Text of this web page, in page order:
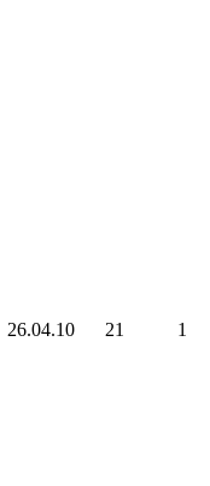
26.04.10 21 1